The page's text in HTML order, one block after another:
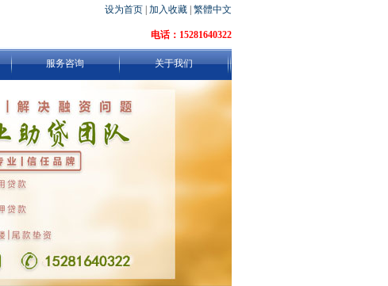
设为首页 加入收藏 繁體中文
电话：15281640322
服务咨询 关于我们